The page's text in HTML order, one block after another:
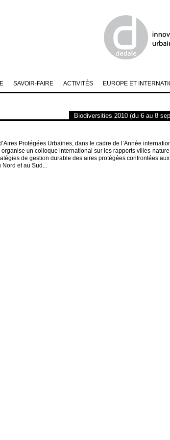
Biodiversities 2010 (du 6 au 8
Protégées Urbaines, dans le cadre de l’Année
un colloque international sur les rapports villes-
de gestion durable des aires protégées confrontées
et au Sud...
EUROPE ET
ACTIVITÉS
SAVOIR-FAIRE